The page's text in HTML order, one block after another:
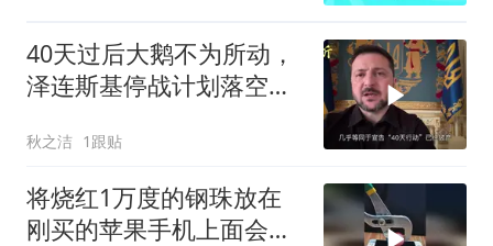
40天过后大鹅不为所动，
泽连斯基停战计划落空，
秋之洁 1跟贴
将烧红1万度的钢珠放在
刚买的苹果手机上面会爆